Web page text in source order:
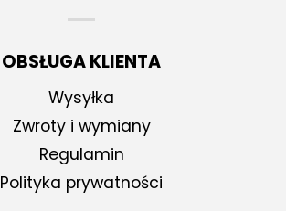
OBSŁUGA KLIENTA
Wysyłka
Zwroty i wymiany
Regulamin
Polityka prywatności